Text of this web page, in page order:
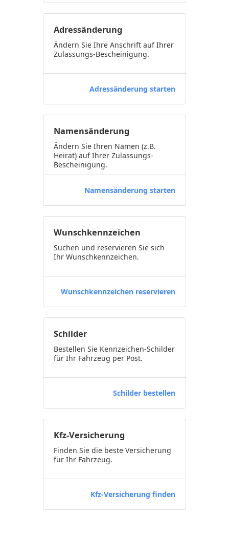
Adressänderung
Ändern Sie Ihre Anschrift auf Ihrer
Zulassungs-Bescheinigung.
Adressänderung starten
Namensänderung
Ändern Sie Ihren Namen (z.B.
Heirat) auf Ihrer Zulassungs-
Bescheinigung.
Namensänderung starten
Wunschkennzeichen
Suchen und reservieren Sie sich
Ihr Wunschkennzeichen.
Wunschkennzeichen reservieren
Schilder
Bestellen Sie Kennzeichen-Schilder
für Ihr Fahrzeug per Post.
Schilder bestellen
Kfz-Versicherung
Finden Sie die beste Versicherung
für Ihr Fahrzeug.
Kfz-Versicherung finden